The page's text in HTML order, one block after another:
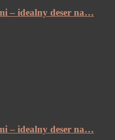
– idealny deser na…
– idealny deser na…